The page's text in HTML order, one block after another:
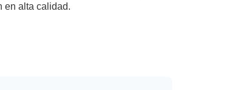
en alta calidad.